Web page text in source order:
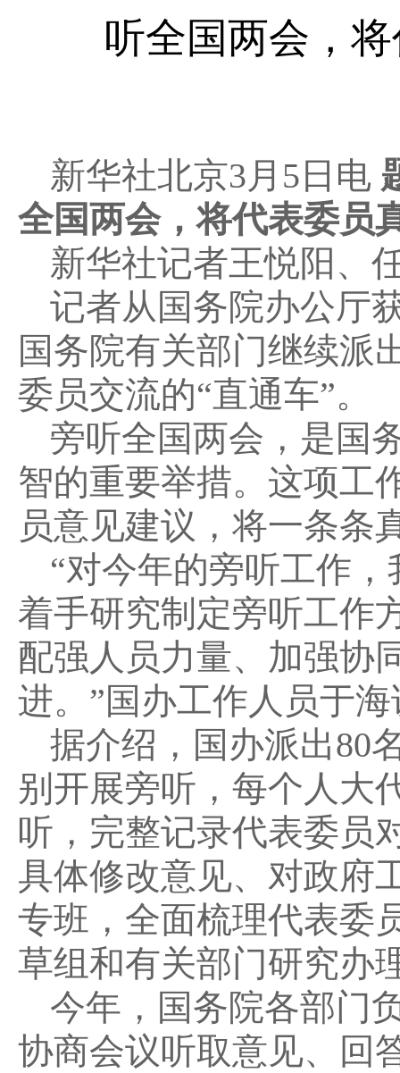
听全国两会，
新华社北京3月5日电
全国两会，将代表委员
新华社记者王悦阳、
记者从国务院办公厅
国务院有关部门继续派
委员交流的“直通车”。
旁听全国两会，是国
智的重要举措。这项工
员意见建议，将一条条
“对今年的旁听工作
着手研究制定旁听工作
配强人员力量、加强协
进。”国办工作人员于
据介绍，国办派出80
别开展旁听，每个人大
听，完整记录代表委员
具体修改意见、对政府
专班，全面梳理代表委
草组和有关部门研究办
今年，国务院各部门
协商会议听取意见、回